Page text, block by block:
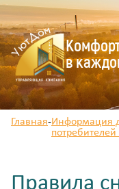
в
Главная-Информация
Правила